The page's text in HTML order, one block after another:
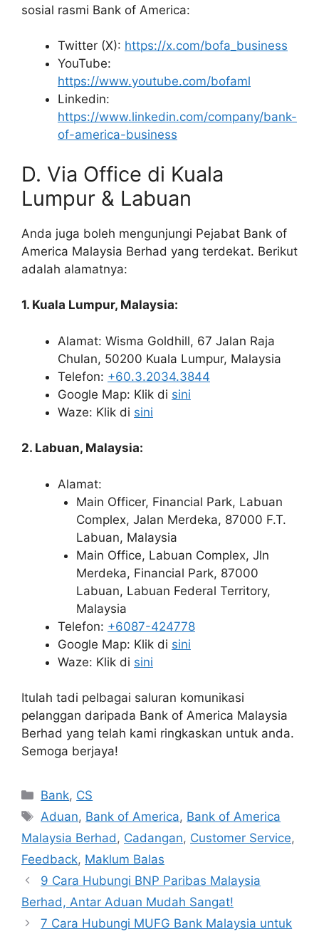
sosial rasmi Bank of America:
Twitter (X): https://x.com/bofa_business
YouTube:
https://www.youtube.com/bofaml
Linkedin:
https://www.linkedin.com/company/bank-
of-america-business
D. Via Office di Kuala
Lumpur & Labuan
Anda juga boleh mengunjungi Pejabat Bank of
America Malaysia Berhad yang terdekat. Berikut
adalah alamatnya:
1. Kuala Lumpur, Malaysia:
Alamat: Wisma Goldhill, 67 Jalan Raja
Chulan, 50200 Kuala Lumpur, Malaysia
Telefon: +60.3.2034.3844
Google Map: Klik di sini
Waze: Klik di sini
2. Labuan, Malaysia:
Alamat:
Main Officer, Financial Park, Labuan
Complex, Jalan Merdeka, 87000 F.T.
Labuan, Malaysia
Main Office, Labuan Complex, Jln
Merdeka, Financial Park, 87000
Labuan, Labuan Federal Territory,
Malaysia
Telefon: +6087-424778
Google Map: Klik di sini
Waze: Klik di sini
Itulah tadi pelbagai saluran komunikasi
pelanggan daripada Bank of America Malaysia
Berhad yang telah kami ringkaskan untuk anda.
Semoga berjaya!
Categories
Bank, CS
Tags
Aduan, Bank of America, Bank of America
Malaysia Berhad, Cadangan, Customer Service,
Feedback, Maklum Balas
9 Cara Hubungi BNP Paribas Malaysia
Berhad, Antar Aduan Mudah Sangat!
7 Cara Hubungi MUFG Bank Malaysia untuk